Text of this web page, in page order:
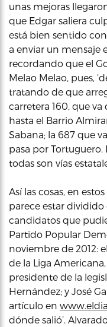
unas mejoras
que Edgar saliera
está bien sentido
a enviar un mensaje
recordando que el
Melao Melao, pues,
tratando de que
carretera 160, que
hasta el Barrio
Sabana; la 687 que
pasa por Tortuguero.
todas son vías
Así las cosas, en
parece estar dividido
candidatos que
Partido Popular
noviembre de 2012:
de la Liga Americana,
presidente de la
Hernández; y José
artículo en
dónde salió’.